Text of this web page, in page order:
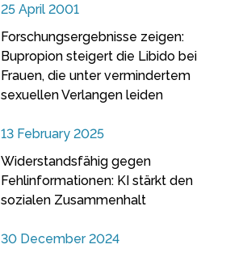
25 April 2001
Forschungsergebnisse zeigen:
Bupropion steigert die Libido bei
Frauen, die unter vermindertem
sexuellen Verlangen leiden
13 February 2025
Widerstandsfähig gegen
Fehlinformationen: KI stärkt den
sozialen Zusammenhalt
30 December 2024